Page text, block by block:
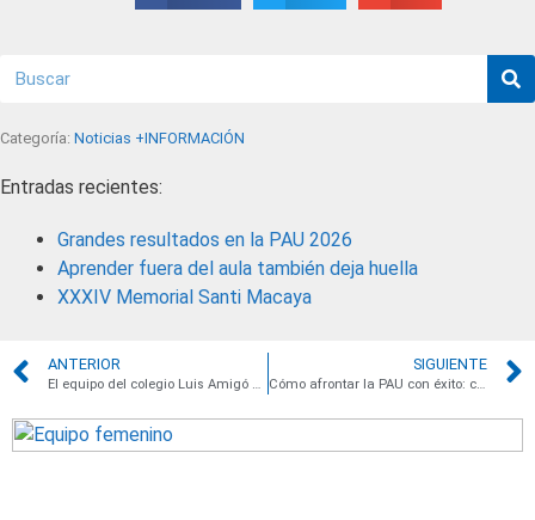
Categoría: Noticias +INFORMACIÓN
Entradas recientes:
Grandes resultados en la PAU 2026
Aprender fuera del aula también deja huella
XXXIV Memorial Santi Macaya
ANTERIOR SIGUIENTE
Cómo afrontar la PAU con éxito: claves para conseguir la mejor nota